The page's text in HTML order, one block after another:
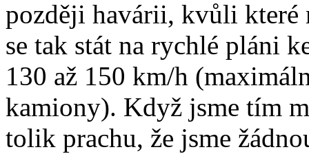
později havárii, kvůli které
se tak stát na rychlé pláni
130 až 150 km/h
kamiony). Když jsme tím
tolik prachu, že jsme